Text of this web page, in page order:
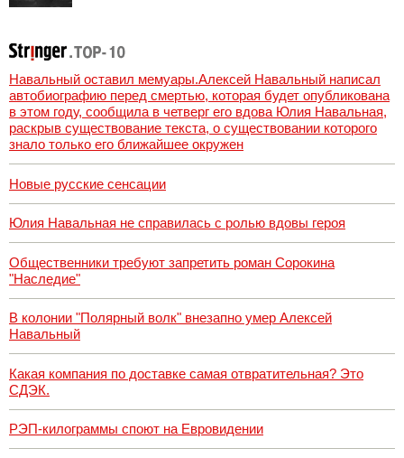
Навальный оставил мемуары.Алексей Навальный написал
автобиографию перед смертью, которая будет опубликована
в этом году, сообщила в четверг его вдова Юлия Навальная,
раскрыв существование текста, о существовании которого
знало только его ближайшее окружен
Новые русские сенсации
Юлия Навальная не справилась с ролью вдовы героя
Общественники требуют запретить роман Сорокина
"Наследие"
В колонии "Полярный волк" внезапно умер Алексей
Навальный
Какая компания по доставке самая отвратительная? Это
СДЭК.
РЭП-килограммы споют на Евровидении